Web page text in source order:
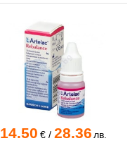
14.50 €/ 28.36 лв.